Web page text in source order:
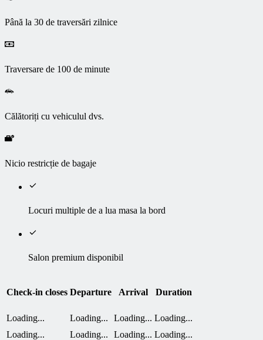
Până la 30 de traversări zilnice
Traversare de 100 de minute
Călătoriți cu vehiculul dvs.
Nicio restricție de bagaje
Locuri multiple de a lua masa la bord
Salon premium disponibil
Check-in closes Departure Arrival Duration
Loading... Loading... Loading... Loading...
Loading...
Loading... Loading... Loading...